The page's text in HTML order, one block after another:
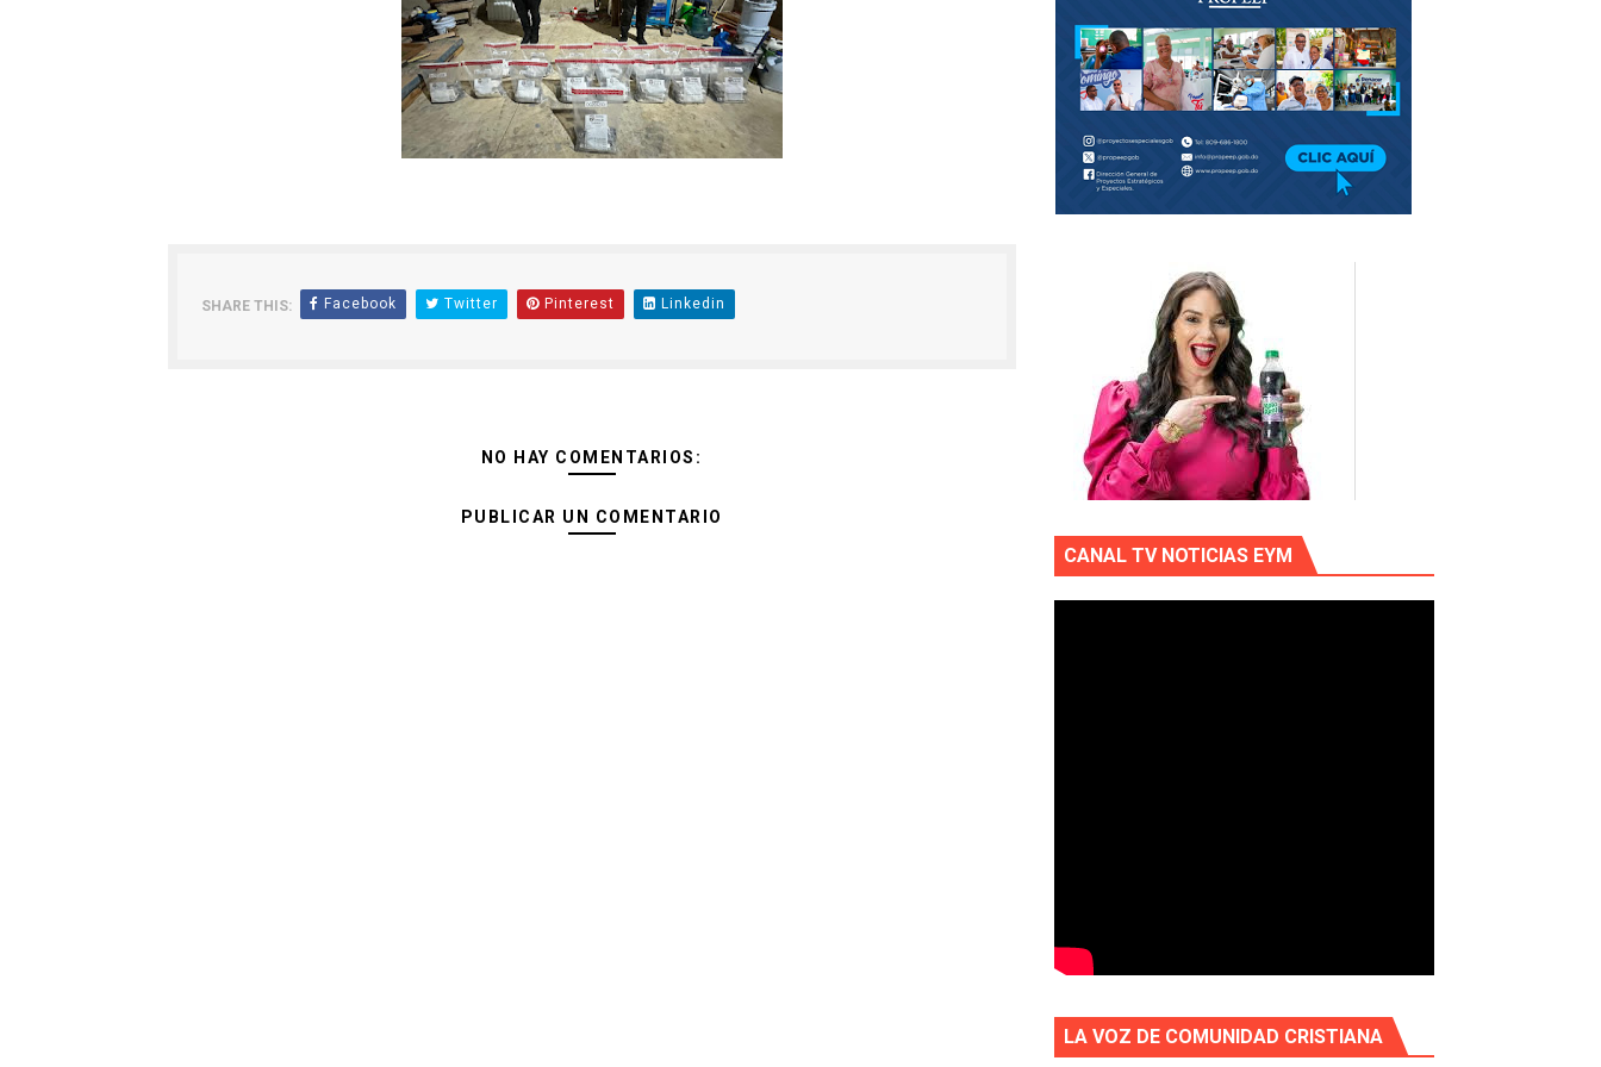
SHARE THIS: Facebook Twitter Pinterest Linkedin
NO HAY COMENTARIOS:
PUBLICAR UN COMENTARIO
CANAL TV NOTICIAS EYM
LA VOZ DE COMUNIDAD CRISTIANA